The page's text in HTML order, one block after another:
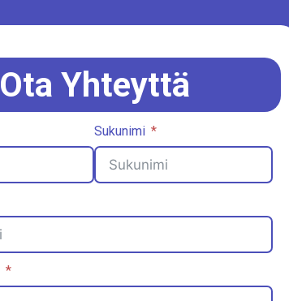
Ota Yhteyttä
Sukunimi